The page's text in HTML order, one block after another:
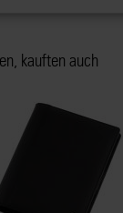
kauften auch